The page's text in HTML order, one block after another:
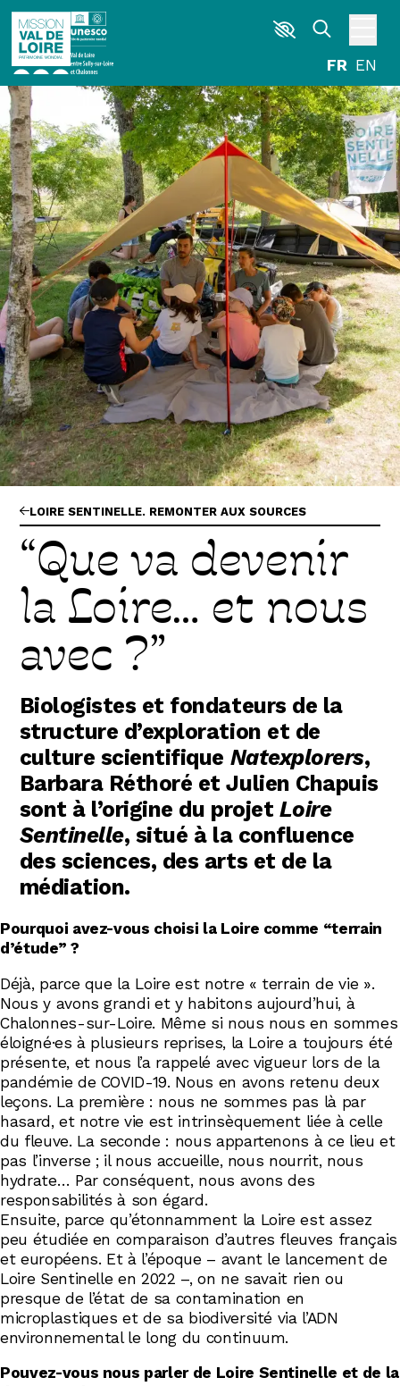
Aller au contenu principal
LOIRE SENTINELLE. REMONTER AUX SOURCES
“Que va devenir
la Loire… et nous
avec ?”
Biologistes et fondateurs de la
structure d’exploration et de
culture scientifique Natexplorers,
Barbara Réthoré et Julien Chapuis
sont à l’origine du projet Loire
Sentinelle, situé à la confluence
des sciences, des arts et de la
médiation.
Pourquoi avez-vous choisi la Loire comme “terrain
d’étude” ?
Déjà, parce que la Loire est notre « terrain de vie ».
Nous y avons grandi et y habitons aujourd’hui, à
Chalonnes-sur-Loire. Même si nous nous en sommes
éloigné·es à plusieurs reprises, la Loire a toujours été
présente, et nous l’a rappelé avec vigueur lors de la
pandémie de COVID-19. Nous en avons retenu deux
leçons. La première : nous ne sommes pas là par
hasard, et notre vie est intrinsèquement liée à celle
du fleuve. La seconde : nous appartenons à ce lieu et
pas l’inverse ; il nous accueille, nous nourrit, nous
hydrate… Par conséquent, nous avons des
responsabilités à son égard.
Ensuite, parce qu’étonnamment la Loire est assez
peu étudiée en comparaison d’autres fleuves français
et européens. Et à l’époque – avant le lancement de
Loire Sentinelle en 2022 –, on ne savait rien ou
presque de l’état de sa contamination en
microplastiques et de sa biodiversité via l’ADN
environnemental le long du continuum.
Pouvez-vous nous parler de Loire Sentinelle et de la
DÉCOUVRIR
EXPLORER
ARPENTER
HABITER
AGENDA
ACTUALITÉS
RESSOURCES
ICONOTHÈQUE
LA MISSION VAL DE LOIRE
G La Garzette
Le journal le plus lu les pieds dans l'eau.
Abonnez-vous !
N La Newsletter
Les dernières nouvelles du Val de Loire
patrimoine mondial délivrées directement